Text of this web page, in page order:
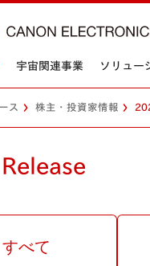
宇宙関連事業 ソリュー
ス 株主・投資家情報
すべて